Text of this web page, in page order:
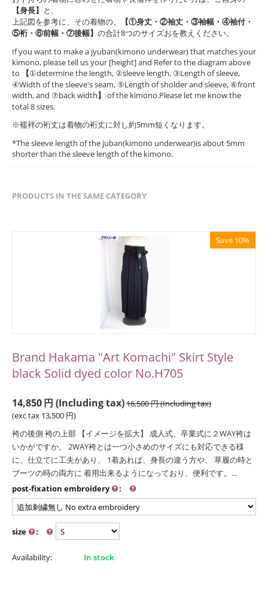
【身長】 と、
上記図を参考に、その着物の、
【①身丈・②袖丈・③袖幅・④袖付・
⑤裄・⑥前幅・⑦後幅】 の合計8つのサイズおを教えください。
If you want to make a jyuban(kimono underwear) that matches your
kimono, please tell us your [height] and Refer to the diagram above
to
【①determine the length, ②sleeve length, ③Length of sleeve,
④Width of the sleeve's seam, ⑤Length of sholder and sleeve, ⑥front
width, and ⑦back width】 of the kimono.Please let me know the
total 8 sizes.
※襦袢の裄丈は着物の裄丈に対し約5mm短くなります。
*The sleeve length of the juban(kimono underwear)is about 5mm
shorter than the sleeve length of the kimono.
PRODUCTS IN THE SAME CATEGORY
Save 10%
Brand Hakama "Art Komachi" Skirt Style
black Solid dyed color No.H705
14,850円 (Including tax)16,500円(Including tax)
(exc tax 13,500 円)
袴の後側 袴の上部 【イメージを拡大】 成人式、卒業式に２WAY袴は
いかがですか。 2WAY袴とは一つ小さめのサイズにも対応できる様
に、仕立てに工夫があり、 1着あれば、身長の違う方や、 草履の時と
ブーツの時の両方に 着用出来るようになっており、便利です。...
post-fixation embroidery
:
size :
Availability: In stock